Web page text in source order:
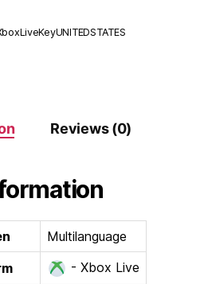
Reviews (0)
Multilanguage
- Xbox Live